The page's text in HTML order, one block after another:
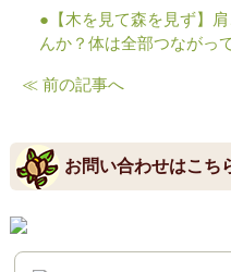
●【木を見て森を見ず】
んか？体は全部つながっ
≪ 前の記事へ
お問い合わせはこち